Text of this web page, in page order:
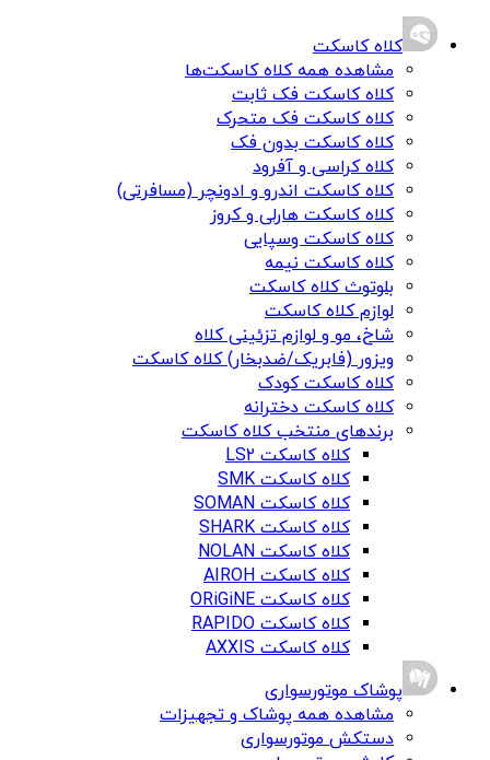
کلاه کاسکت
مشاهده همه کلاه کاسکت‌ها
کلاه کاسکت فک ثابت
کلاه کاسکت فک متحرک
کلاه کاسکت بدون فک
کلاه کراسی و آفرود
کلاه کاسکت اندرو و ادونچر (مسافرتی)
کلاه کاسکت هارلی و کروز
کلاه کاسکت وسپایی
کلاه کاسکت نیمه
بلوتوث کلاه کاسکت
لوازم کلاه کاسکت
شاخ، مو و لوازم تزئینی کلاه
ویزور (فابریک/ضدبخار) کلاه کاسکت
کلاه کاسکت کودک
کلاه کاسکت دخترانه
برندهای منتخب کلاه کاسکت
کلاه کاسکت LS2
کلاه کاسکت SMK
کلاه کاسکت SOMAN
کلاه کاسکت SHARK
کلاه کاسکت NOLAN
کلاه کاسکت AIROH
کلاه کاسکت ORiGiNE
کلاه کاسکت RAPIDO
کلاه کاسکت AXXIS
پوشاک موتورسواری
مشاهده همه پوشاک و تجهیزات
دستکش موتورسواری